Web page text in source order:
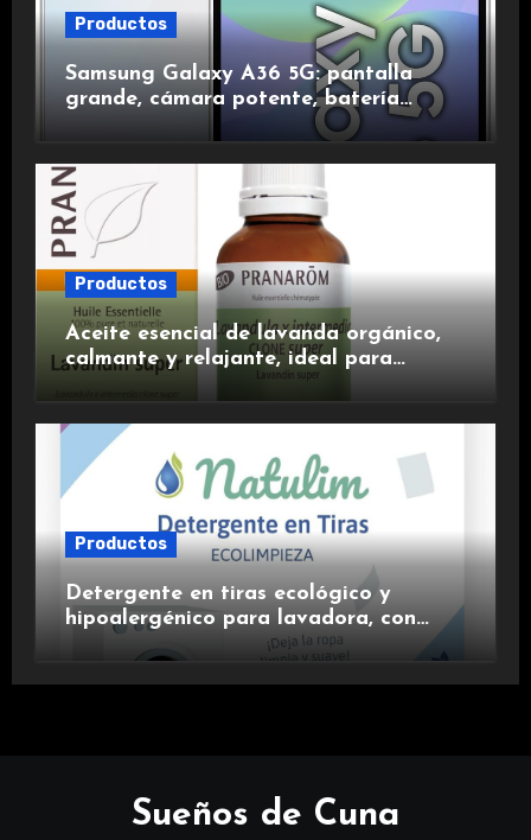
Productos
Samsung Galaxy A36 5G: pantalla
grande, cámara potente, batería
duradera y carga rápida para una
experiencia premium.
Productos
Aceite esencial de lavanda orgánico,
calmante y relajante, ideal para
Productos
Detergente en tiras ecológico y
hipoalergénico para lavadora, con
suavizante incluido y fragancia de
Sueños de Cuna